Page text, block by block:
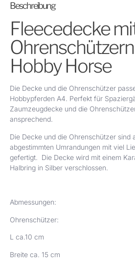
Beschreibung
Fleecedecke
Hobby Horse
Die Decke und die Ohrenschützer
Hobbypferden A4. Perfekt für
Zaumzeugdecke und die
ansprechend.
Die Decke und die Ohrenschützer sind
abgestimmten Umrandungen mit viel
gefertigt. Die Decke wird mit einem
Halbring in Silber verschlossen.
Abmessungen:
Ohrenschützer:
L ca.10 cm
Breite ca. 15 cm